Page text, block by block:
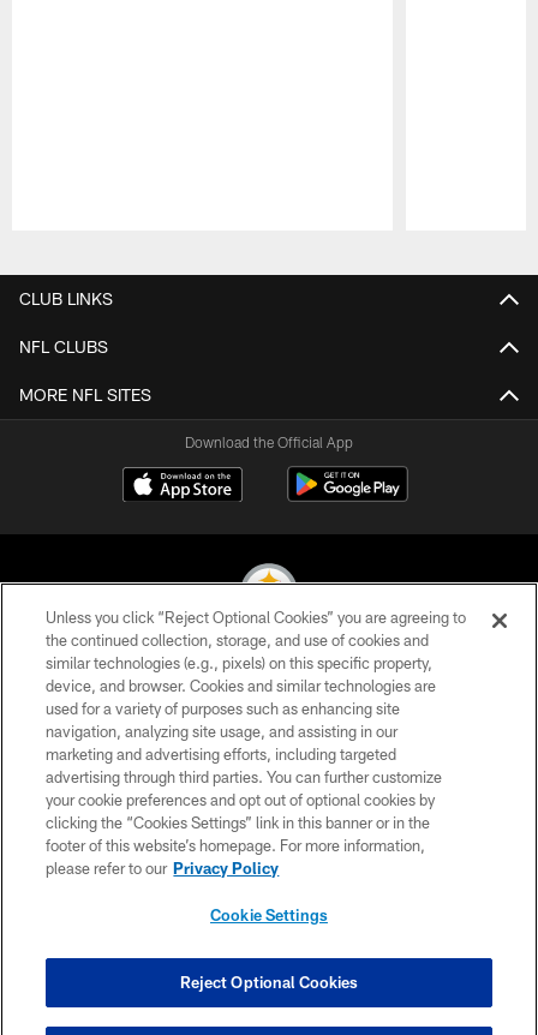
CLUB LINKS
NFL CLUBS
MORE NFL SITES
Download the Official App
© 2026 Pittsburgh Steelers. All Rights Reserved
PRIVACY POLICY
TERMS OF USE
ACCESSIBILITY
CONTACT US
SITE MAP
COOKIE SETTINGS
Unless you click “Reject Optional Cookies” you are agreeing to
the continued collection, storage, and use of cookies and
similar technologies (e.g., pixels) on this specific property,
device, and browser. Cookies and similar technologies are
used for a variety of purposes such as enhancing site
navigation, analyzing site usage, and assisting in our
marketing and advertising efforts, including targeted
advertising through third parties. You can further customize
your cookie preferences and opt out of optional cookies by
clicking the “Cookies Settings” link in this banner or in the
footer of this website’s homepage. For more information,
please refer to our Privacy Policy
Cookie Settings
Reject Optional Cookies